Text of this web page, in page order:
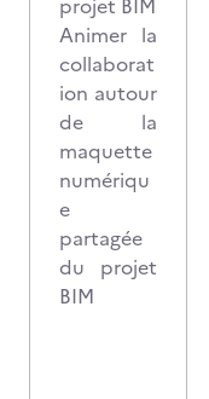
projet BIM
Animer la
collaborat
ion autour
de la
maquette
numériqu
e
partagée
du projet
BIM